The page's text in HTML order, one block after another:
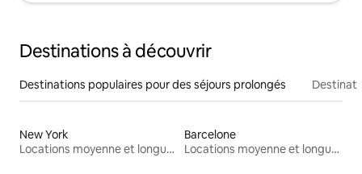
Destinations à découvrir
Destinations populaires pour des séjours prolongés
New York
Locations moyenne et longue durée
Barcelone
Locations moyenne et longue durée